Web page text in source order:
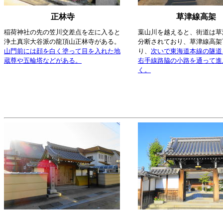
正林寺 草津線高架
稲荷神社の先の笠川交差点を左に入ると
浄土真宗大谷派の龍頂山正林寺がある。
山門前には顔を白く塗って目を入れた地
蔵尊や五輪塔などがある。
葉山川を越えると、街道は
分断されており、草津線高
り、 次いで東海道本線の隧
右手線路脇の小路を通って
く。